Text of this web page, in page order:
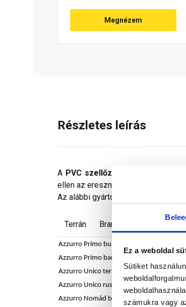
Ez a weboldal
Sütiket
számukra vagy
Megnézem
Részletes leírás
A PVC szellőzőszalag
ellen az eresznél, az alátéthéjazat
Az alábbi gyártók termékeihez
Terrán Bramac
Azzurro Primo burgundi alapcserép
Azzurro Primo barna alapcserép
Azzurro Unico terra alapcserép
Azzurro Unico rustica alapcserép
Azzurro Nomád barna alapcserép